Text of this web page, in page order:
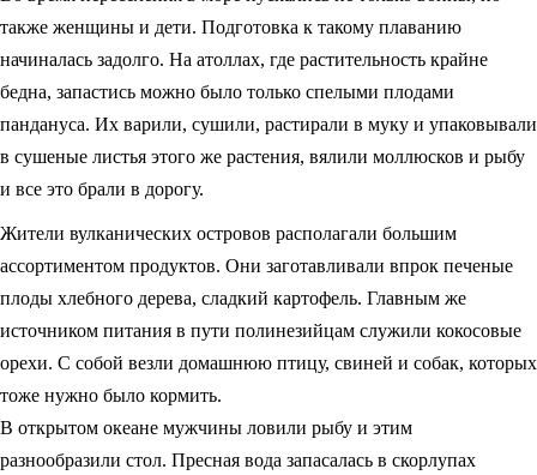
также женщины и дети. Подготовка к такому плаванию
начиналась задолго. На атоллах, где растительность крайне
бедна, запастись можно было только спелыми плодами
пандануса. Их варили, сушили, растирали в муку и упаковывали
в сушеные листья этого же растения, вялили моллюсков и рыбу
и все это брали в дорогу.
Жители вулканических островов располагали большим
ассортиментом продуктов. Они заготавливали впрок печеные
плоды хлебного дерева, сладкий картофель. Главным же
источником питания в пути полинезийцам служили кокосовые
орехи. С собой везли домашнюю птицу, свиней и собак, которых
тоже нужно было кормить.
В открытом океане мужчины ловили рыбу и этим
разнообразили стол. Пресная вода запасалась в скорлупах